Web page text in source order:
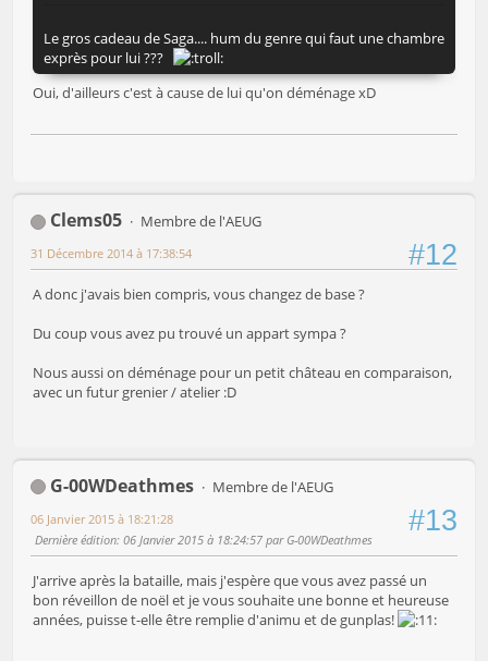
Le gros cadeau de Saga.... hum du genre qui faut une chambre
exprès pour lui ???
Oui, d'ailleurs c'est à cause de lui qu'on déménage xD
Clems05 Membre de l'AEUG
#12
31 Décembre 2014 à 17:38:54
A donc j'avais bien compris, vous changez de base ?
Du coup vous avez pu trouvé un appart sympa ?
Nous aussi on déménage pour un petit château en comparaison,
avec un futur grenier / atelier :D
G-00WDeathmes Membre de l'AEUG
#13
06 Janvier 2015 à 18:21:28
Dernière édition: 06 Janvier 2015 à 18:24:57 par G-00WDeathmes
J'arrive après la bataille, mais j'espère que vous avez passé un
bon réveillon de noël et je vous souhaite une bonne et heureuse
années, puisse t-elle être remplie d'animu et de gunplas!